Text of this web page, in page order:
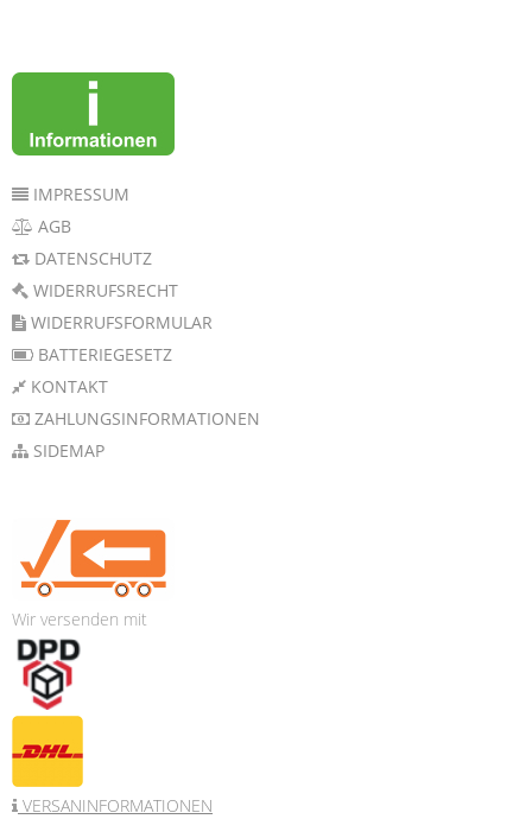
IMPRESSUM
AGB
DATENSCHUTZ
WIDERRUFSRECHT
WIDERRUFSFORMULAR
BATTERIEGESETZ
KONTAKT
ZAHLUNGSINFORMATIONEN
SIDEMAP
Wir versenden mit
VERSANINFORMATIONEN